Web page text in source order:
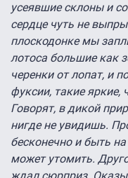
усеявшие склоны и
сердце чуть не
плоскодонке мы
лотоса большие как
черенки от лопат, и
фуксии, такие
Говорят, в дикой
нигде не увидишь.
бесконечно и быть
может утомить.